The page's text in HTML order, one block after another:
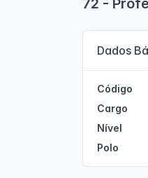
72 -
Dados
Código
Cargo
Nível
Polo